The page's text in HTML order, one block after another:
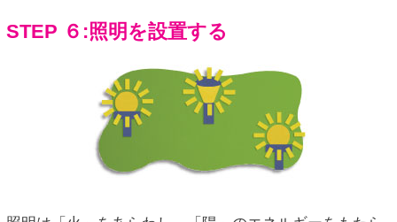
STEP ６:照明を設置する